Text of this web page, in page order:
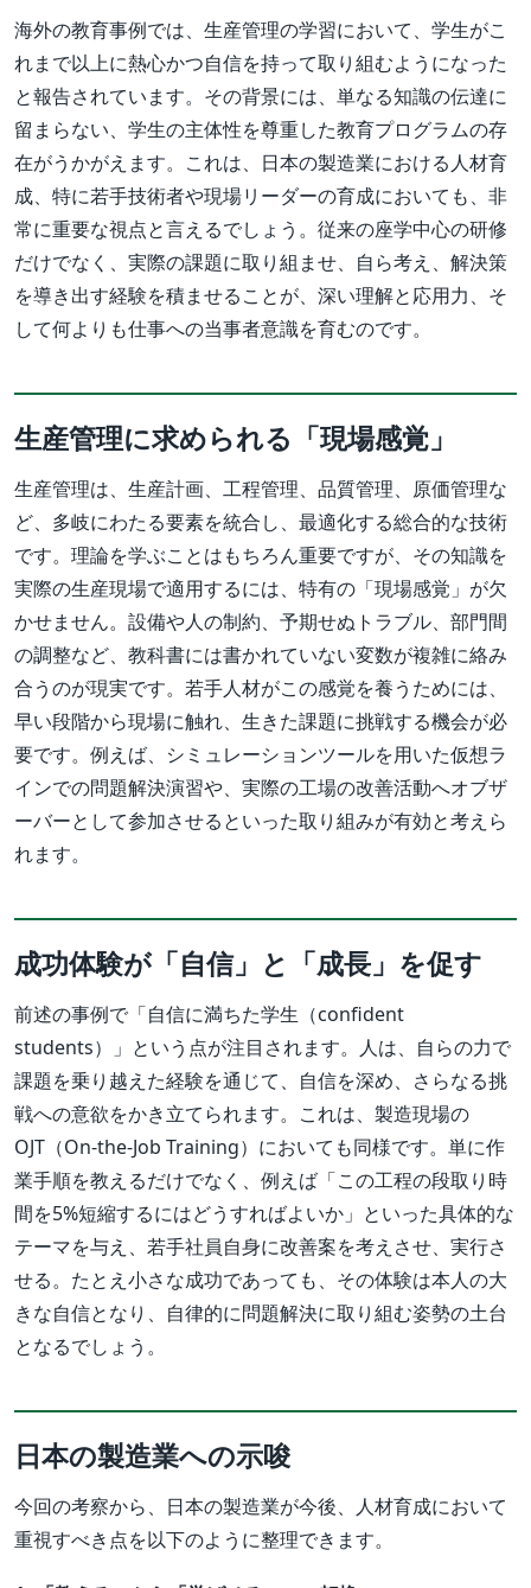
海外の教育事例では、生産管理の学習において、学生がこ
れまで以上に熱心かつ自信を持って取り組むようになった
と報告されています。その背景には、単なる知識の伝達に
留まらない、学生の主体性を尊重した教育プログラムの存
在がうかがえます。これは、日本の製造業における人材育
成、特に若手技術者や現場リーダーの育成においても、非
常に重要な視点と言えるでしょう。従来の座学中心の研修
だけでなく、実際の課題に取り組ませ、自ら考え、解決策
を導き出す経験を積ませることが、深い理解と応用力、そ
して何よりも仕事への当事者意識を育むのです。
生産管理に求められる「現場感覚」
生産管理は、生産計画、工程管理、品質管理、原価管理な
ど、多岐にわたる要素を統合し、最適化する総合的な技術
です。理論を学ぶことはもちろん重要ですが、その知識を
実際の生産現場で適用するには、特有の「現場感覚」が欠
かせません。設備や人の制約、予期せぬトラブル、部門間
の調整など、教科書には書かれていない変数が複雑に絡み
合うのが現実です。若手人材がこの感覚を養うためには、
早い段階から現場に触れ、生きた課題に挑戦する機会が必
要です。例えば、シミュレーションツールを用いた仮想ラ
インでの問題解決演習や、実際の工場の改善活動へオブザ
ーバーとして参加させるといった取り組みが有効と考えら
れます。
成功体験が「自信」と「成長」を促す
前述の事例で「自信に満ちた学生（confident
students）」という点が注目されます。人は、自らの力で
課題を乗り越えた経験を通じて、自信を深め、さらなる挑
戦への意欲をかき立てられます。これは、製造現場の
OJT（On-the-Job Training）においても同様です。単に作
業手順を教えるだけでなく、例えば「この工程の段取り時
間を5%短縮するにはどうすればよいか」といった具体的な
テーマを与え、若手社員自身に改善案を考えさせ、実行さ
せる。たとえ小さな成功であっても、その体験は本人の大
きな自信となり、自律的に問題解決に取り組む姿勢の土台
となるでしょう。
日本の製造業への示唆
今回の考察から、日本の製造業が今後、人材育成において
重視すべき点を以下のように整理できます。